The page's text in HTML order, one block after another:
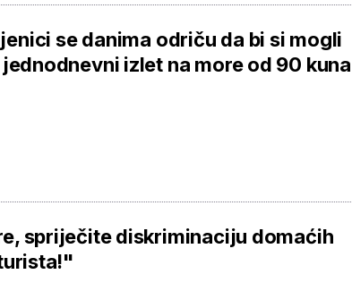
se danima odriču da bi si mogli
izlet na more od 90 kuna
spriječite diskriminaciju domaćih